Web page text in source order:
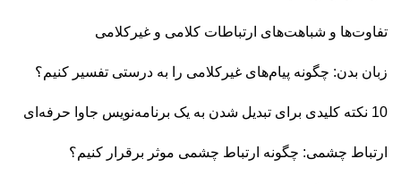
تفاوت‌ها و شباهت‌های ارتباطات کلامی و غیرکلامی
زبان بدن: چگونه پیام‌های غیرکلامی را به درستی تفسیر کنیم؟
10 نکته کلیدی برای تبدیل شدن به یک برنامه‌نویس جاوا حرفه‌ای
ارتباط چشمی: چگونه ارتباط چشمی موثر برقرار کنیم؟